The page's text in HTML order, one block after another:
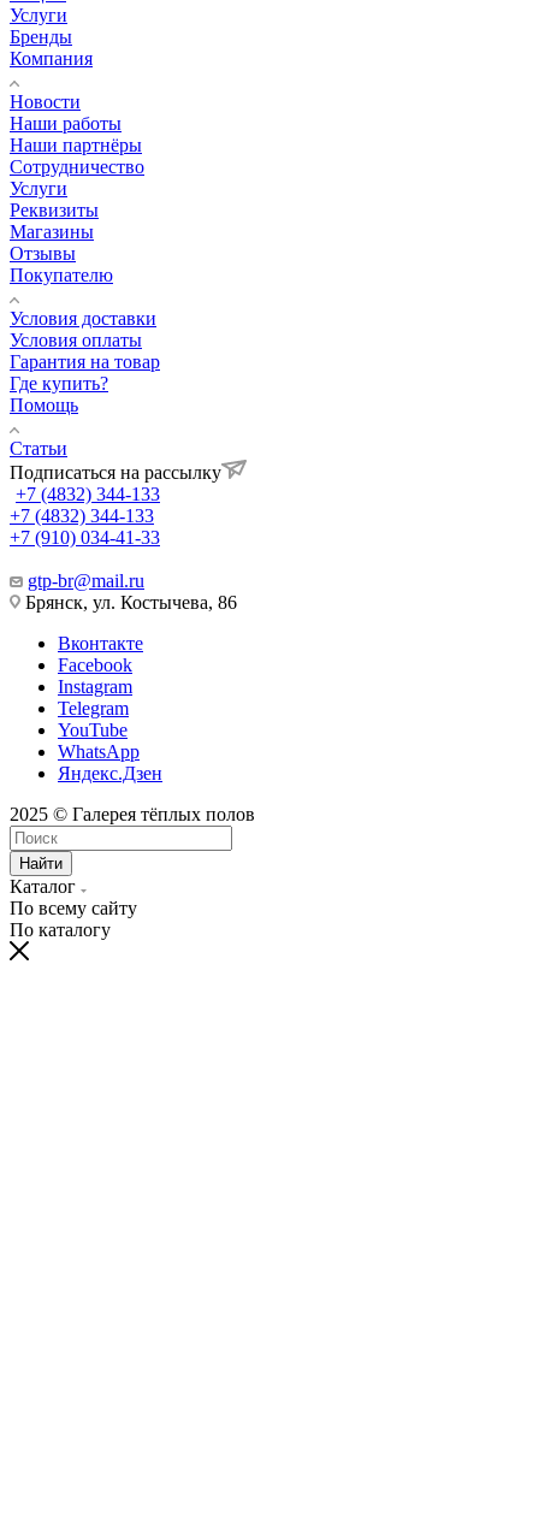
Услуги
Бренды
Компания
Новости
Наши работы
Наши партнёры
Сотрудничество
Услуги
Реквизиты
Магазины
Отзывы
Покупателю
Условия доставки
Условия оплаты
Гарантия на товар
Где купить?
Помощь
Статьи
Подписаться на рассылку
+7 (4832) 344-133
+7 (4832) 344-133
+7 (910) 034-41-33
gtp-br@mail.ru
Брянск, ул. Костычева, 86
Вконтакте
Facebook
Instagram
Telegram
YouTube
WhatsApp
Яндекс.Дзен
2025 © Галерея тёплых полов
Найти
Каталог
По всему сайту
По каталогу